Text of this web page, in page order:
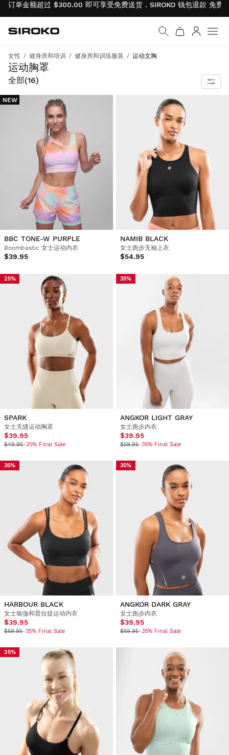
订单金额超过 $300.00 即可享受免费送货 . SIROKO 钱包退款 免费
返回首页
Siroko.com
女性 健身房和培训 健身房和训练服装 运动文胸
运动胸罩
专为实现最佳性能、完美贴合和舒适度而设计的运动文胸。
全部(16)
NEW
BBC TONE-W PURPLE
Boombastic 女士运动内衣
$39.95
NAMIB BLACK
女士跑步无袖上衣
$54.95
25%
SPARK
女士无缝运动胸罩
$39.95
$49.95-25% Final Sale
35%
ANGKOR LIGHT GRAY
女士跑步内衣
$39.95
$59.95-35% Final Sale
35%
HARBOUR BLACK
女士瑜伽和普拉提运动内衣
$39.95
$59.95-35% Final Sale
35%
ANGKOR DARK GRAY
女士跑步内衣
$39.95
$59.95-35% Final Sale
25%